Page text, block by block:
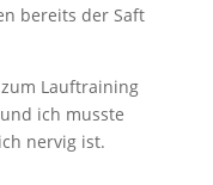
bereits der Saft
Lauftraining
ich musste
nervig ist.